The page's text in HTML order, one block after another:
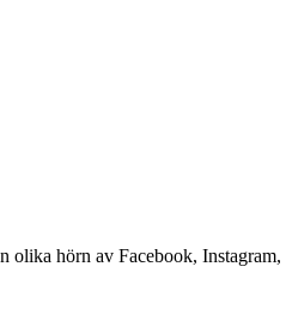
olika hörn av Facebook, Instagram,